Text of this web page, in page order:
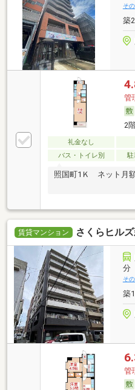
そ
築
管
2
礼金なし
バス・トイレ別
駐
照国町1Ｋ ネット月
賃貸マンション さくらヒル
分
そ
築
管